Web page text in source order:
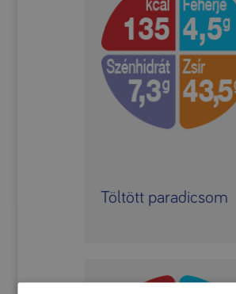
Töltött paradicsom